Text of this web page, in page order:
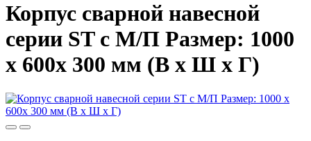
Корпус сварной навесной
серии ST с М/П Размер: 1000
x 600x 300 мм (В х Ш х Г)